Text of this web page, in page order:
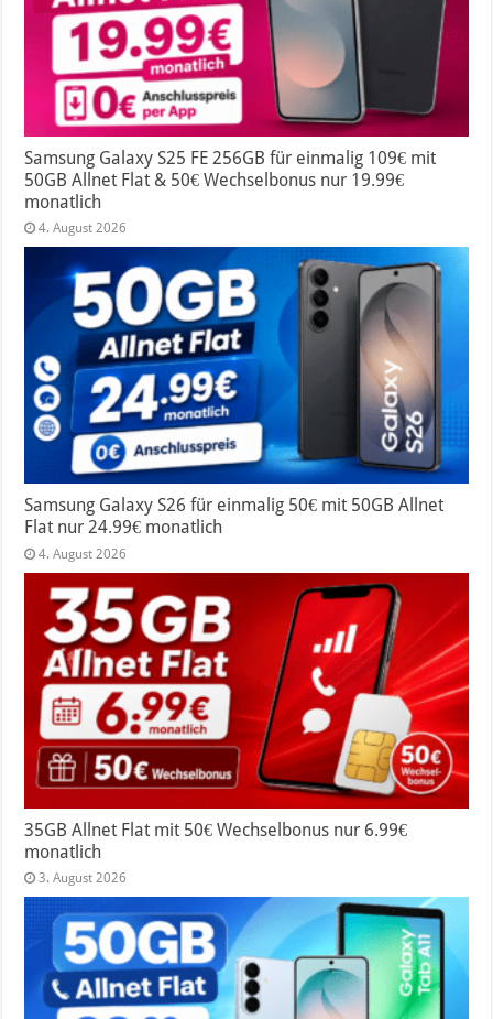
Samsung Galaxy S25 FE 256GB für einmalig 109€ mit
50GB Allnet Flat & 50€ Wechselbonus nur 19.99€
monatlich
4. August 2026
Samsung Galaxy S26 für einmalig 50€ mit 50GB Allnet
Flat nur 24.99€ monatlich
4. August 2026
35GB Allnet Flat mit 50€ Wechselbonus nur 6.99€
monatlich
3. August 2026